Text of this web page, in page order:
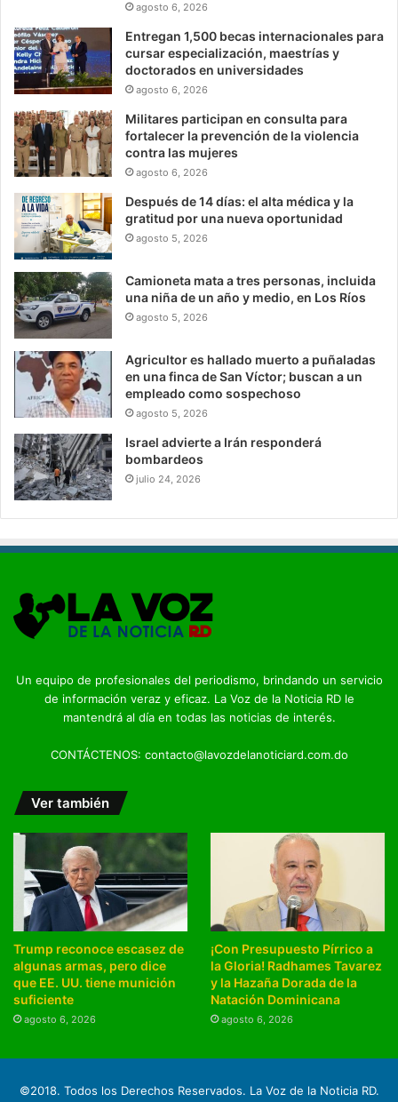
agosto 6, 2026
Entregan 1,500 becas internacionales para
cursar especialización, maestrías y
doctorados en universidades
agosto 6, 2026
Militares participan en consulta para
fortalecer la prevención de la violencia
contra las mujeres
agosto 6, 2026
Después de 14 días: el alta médica y la
gratitud por una nueva oportunidad
agosto 5, 2026
Camioneta mata a tres personas, incluida
una niña de un año y medio, en Los Ríos
agosto 5, 2026
Agricultor es hallado muerto a puñaladas
en una finca de San Víctor; buscan a un
empleado como sospechoso
agosto 5, 2026
Israel advierte a Irán responderá
bombardeos
julio 24, 2026
Un equipo de profesionales del periodismo, brindando un servicio
de información veraz y eficaz. La Voz de la Noticia RD le
mantendrá al día en todas las noticias de interés.
CONTÁCTENOS: contacto@lavozdelanoticiard.com.do
Ver también
Trump reconoce escasez de
algunas armas, pero dice
que EE. UU. tiene munición
suficiente
agosto 6, 2026
¡Con Presupuesto Pírrico a
la Gloria! Radhames Tavarez
y la Hazaña Dorada de la
Natación Dominicana
agosto 6, 2026
©2018. Todos los Derechos Reservados. La Voz de la Noticia RD.